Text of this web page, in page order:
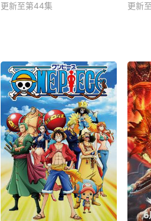
更新至第44集
更新